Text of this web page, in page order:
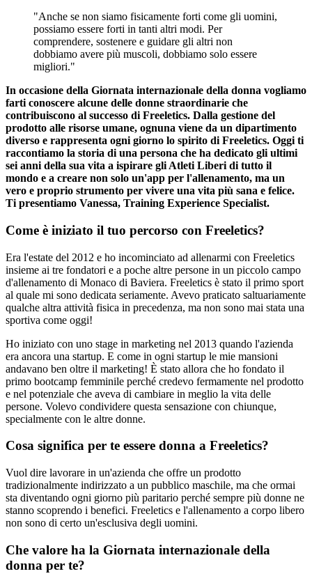
"Anche se non siamo fisicamente forti come gli uomini,
possiamo essere forti in tanti altri modi. Per
comprendere, sostenere e guidare gli altri non
dobbiamo avere più muscoli, dobbiamo solo essere
migliori."
In occasione della Giornata internazionale della donna vogliamo
farti conoscere alcune delle donne straordinarie che
contribuiscono al successo di Freeletics. Dalla gestione del
prodotto alle risorse umane, ognuna viene da un dipartimento
diverso e rappresenta ogni giorno lo spirito di Freeletics. Oggi ti
raccontiamo la storia di una persona che ha dedicato gli ultimi
sei anni della sua vita a ispirare gli Atleti Liberi di tutto il
mondo e a creare non solo un'app per l'allenamento, ma un
vero e proprio strumento per vivere una vita più sana e felice.
Ti presentiamo Vanessa, Training Experience Specialist.
Come è iniziato il tuo percorso con Freeletics?
Era l'estate del 2012 e ho incominciato ad allenarmi con Freeletics
insieme ai tre fondatori e a poche altre persone in un piccolo campo
d'allenamento di Monaco di Baviera. Freeletics è stato il primo sport
al quale mi sono dedicata seriamente. Avevo praticato saltuariamente
qualche altra attività fisica in precedenza, ma non sono mai stata una
sportiva come oggi!
Ho iniziato con uno stage in marketing nel 2013 quando l'azienda
era ancora una startup. E come in ogni startup le mie mansioni
andavano ben oltre il marketing! È stato allora che ho fondato il
primo bootcamp femminile perché credevo fermamente nel prodotto
e nel potenziale che aveva di cambiare in meglio la vita delle
persone. Volevo condividere questa sensazione con chiunque,
specialmente con le altre donne.
Cosa significa per te essere donna a Freeletics?
Vuol dire lavorare in un'azienda che offre un prodotto
tradizionalmente indirizzato a un pubblico maschile, ma che ormai
sta diventando ogni giorno più paritario perché sempre più donne ne
stanno scoprendo i benefici. Freeletics e l'allenamento a corpo libero
non sono di certo un'esclusiva degli uomini.
Che valore ha la Giornata internazionale della
donna per te?